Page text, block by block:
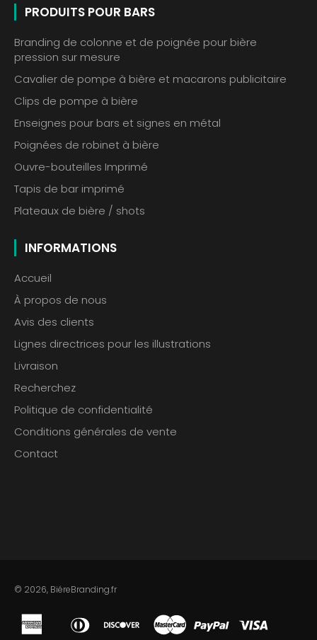
PRODUITS POUR BARS
Branding de colonne et de poignée pour bière
pression sur mesure
Cavalier de pompe à bière et macarons publicitaire
Clips de pompe à bière
Enseignes pour bars et signes en métal
Poignées de robinet à bière
Ouvre-bouteilles Imprimé
Tapis de bar imprimé
Plateaux de bière / shots
INFORMATIONS
Accueil
À propos de nous
Avis des clients
Lignes directrices pour les illustrations
Livraison
Recherchez
Politique de confidentialité
Conditions générales de vente
Contact
© 2026, BiéreBranding.fr